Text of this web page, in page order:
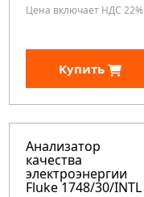
Цена включает НДС 22%
Купить
Анализатор
качества
электроэнергии
Fluke 1748/30/INTL